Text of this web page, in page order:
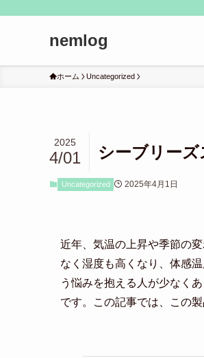
nemlog
ホーム Uncategorized
シーブリー
2025
4/01
Uncategorized 2025年4月1日
近年、気温の上昇や季節の
なく湿度も高くなり、体感
う悩みを抱える人が少なく
です。この記事では、この